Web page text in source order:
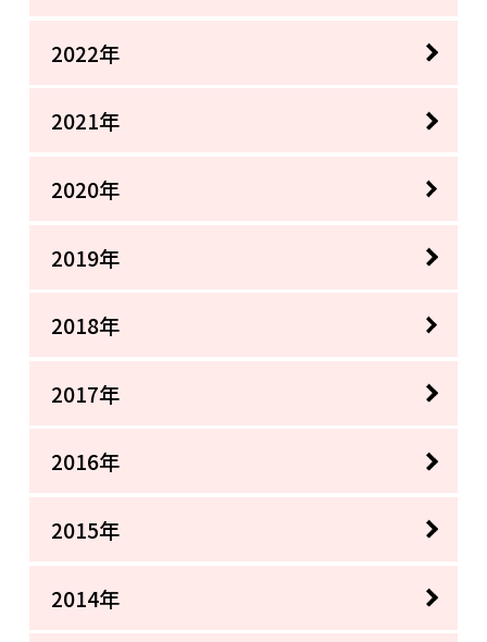
2022年
2021年
2020年
2019年
2018年
2017年
2016年
2015年
2014年